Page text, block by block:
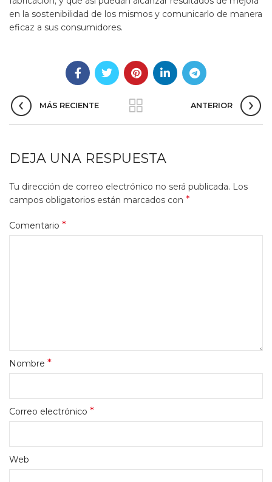
en la sostenibilidad de los mismos y comunicarlo de manera
eficaz a sus consumidores.
MÁS RECIENTE ANTERIOR
DEJA UNA RESPUESTA
Tu dirección de correo electrónico no será publicada. Los
campos obligatorios están marcados con *
Comentario *
Nombre *
Correo electrónico *
Web